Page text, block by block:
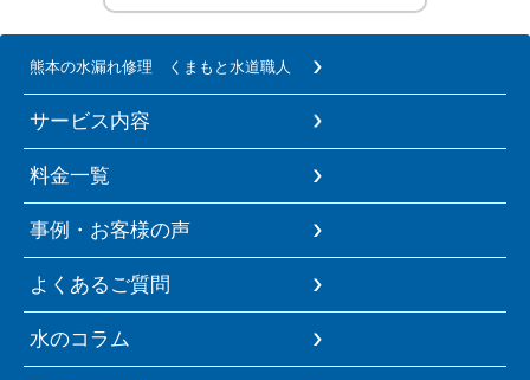
熊本の水漏れ修理 くまもと水道職人
サービス内容
料金一覧
事例・お客様の声
よくあるご質問
水のコラム